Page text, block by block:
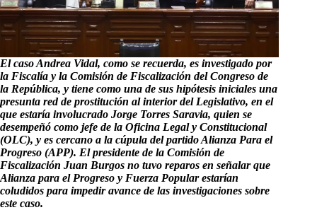
El caso Andrea Vidal, como se recuerda, es investigado por
la Fiscalía y la Comisión de Fiscalización del Congreso de
la República, y tiene como una de sus hipótesis iniciales una
presunta red de prostitución al interior del Legislativo, en el
que estaría involucrado Jorge Torres Saravia, quien se
desempeñó como jefe de la Oficina Legal y Constitucional
(OLC), y es cercano a la cúpula del partido Alianza Para el
Progreso (APP). El presidente de la Comisión de
Fiscalización Juan Burgos no tuvo reparos en señalar que
Alianza para el Progreso y Fuerza Popular estarían
coludidos para impedir avance de las investigaciones sobre
este caso.